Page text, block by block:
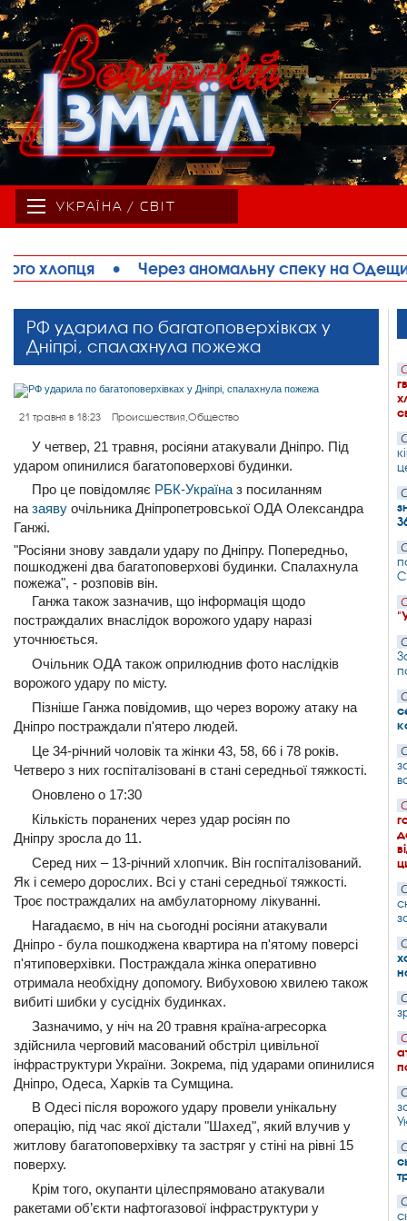
УКРАЇНА / СВІТ
спеку на Одещині обмежують рух
РФ ударила по багатоповерхівках у
Дніпрі, спалахнула пожежа
21 травня в 18:23 Происшествия,Общество
У четвер, 21 травня, росіяни атакували Дніпро. Під
ударом опинилися багатоповерхові будинки.
Про це повідомляє РБК-Україна з посиланням
на заяву очільника Дніпропетровської ОДА Олександра
Ганжі.
"Росіяни знову завдали удару по Дніпру. Попередньо,
пошкоджені два багатоповерхові будинки. Спалахнула
пожежа", - розповів він.
Ганжа також зазначив, що інформація щодо
постраждалих внаслідок ворожого удару наразі
уточнюється.
Очільник ОДА також оприлюднив фото наслідків
ворожого удару по місту.
Пізніше Ганжа повідомив, що через ворожу атаку на
Дніпро постраждали п'ятеро людей.
Це 34-річний чоловік та жінки 43, 58, 66 і 78 років.
Четверо з них госпіталізовані в стані середньої тяжкості.
Оновлено о 17:30
Кількість поранених через удар росіян по
Дніпру зросла до 11.
Серед них – 13-річний хлопчик. Він госпіталізований.
Як і семеро дорослих. Всі у стані середньої тяжкості.
Троє постраждалих на амбулаторному лікуванні.
Нагадаємо, в ніч на сьогодні росіяни атакували
Дніпро - була пошкоджена квартира на п'ятому поверсі
п'ятиповерхівки. Постраждала жінка оперативно
отримала необхідну допомогу. Вибуховою хвилею також
вибиті шибки у сусідніх будинках.
Зазначимо, у ніч на 20 травня країна-агресорка
здійснила черговий масований обстріл цивільної
інфраструктури України. Зокрема, під ударами опинилися
Дніпро, Одеса, Харків та Сумщина.
В Одесі після ворожого удару провели унікальну
операцію, під час якої дістали "Шахед", який влучив у
житлову багатоповерхівку та застряг у стіні на рівні 15
поверху.
Крім того, окупанти цілеспрямовано атакували
ракетами об’єкти нафтогазової інфраструктури у